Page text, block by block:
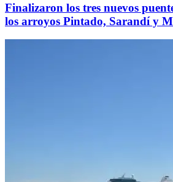
Finalizaron los tres nuevos
los arroyos Pintado, Sarandí y